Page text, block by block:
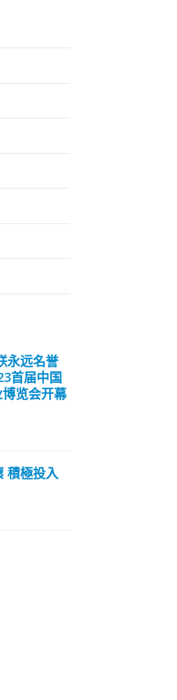
永远名誉
首届中国
览会开幕
積極投入